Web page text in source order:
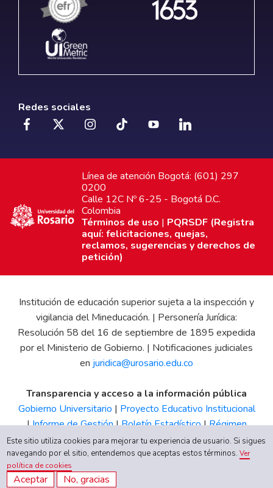
Redes sociales
Línea de atención Bogotá: (601) 297
0200
Calle 12C Nº 6-25 - Bogotá D.C.
Colombia
Términos de uso | PQRSDF (Registra
aquí: felicitaciones, quejas,
reclamos, sugerencias y derechos de
petición)
Institución de educación superior sujeta a la inspección y
vigilancia del Mineducación. | Personería Jurídica:
Resolución 58 del 16 de septiembre de 1895 expedida
por el Ministerio de Gobierno. | Notificaciones judiciales
en juridica@urosario.edu.co
Transparencia y acceso a la información pública
Gobierno Universitario | Proyecto Educativo Institucional
|Informe de Gestión|Boletín Estadístico|Régimen
Tributario|Estados Financieros |Código de Ética| Canal
de Integridad UR
Este sitio utiliza cookies para mejorar tu experiencia de usuario. Si sigues
navegando por el sitio, entendemos que aceptas estos términos.Ver
política de cookies
Aceptar No, gracias